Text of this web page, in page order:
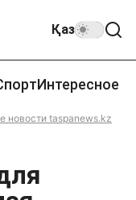
Қаз
Интересное
новости taspanews.kz